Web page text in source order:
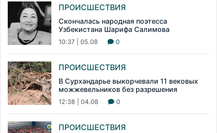
ПРОИСШЕСТВИЯ
Скончалась народная поэтесса
Узбекистана Шарифа Салимова
10:37 | 05.08 0
ПРОИСШЕСТВИЯ
В Сурхандарье выкорчевали 11 вековых
можжевельников без разрешения
12:38 | 04.08 0
ПРОИСШЕСТВИЯ